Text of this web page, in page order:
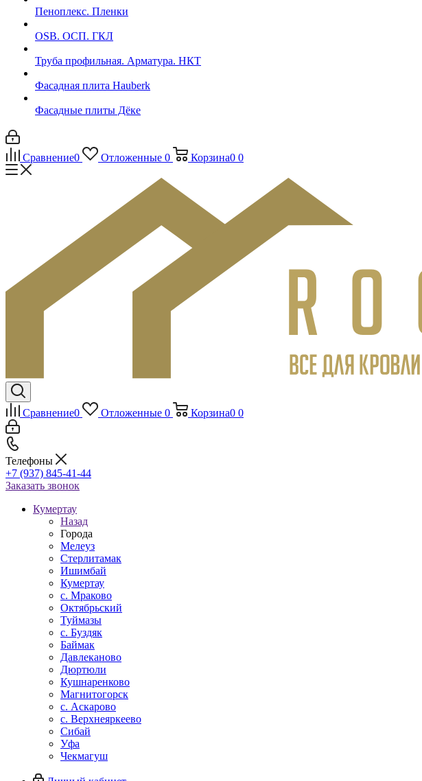
Пеноплекс. Пленки
OSB. ОСП. ГКЛ
Труба профильная. Арматура. НКТ
Фасадная плита Hauberk
Фасадные плиты Дёке
Сравнение0 Отложенные 0 Корзина0 0
Сравнение0 Отложенные 0 Корзина0 0
Телефоны
+7 (937) 845-41-44
Заказать звонок
Кумертау
Назад
Города
Мелеуз
Стерлитамак
Ишимбай
Кумертау
c. Мраково
Октябрьский
Туймазы
c. Буздяк
Баймак
Давлеканово
Дюртюли
Кушнаренково
Магнитогорск
с. Аскарово
с. Верхнеяркеево
Сибай
Уфа
Чекмагуш